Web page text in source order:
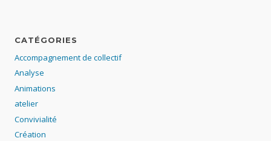
CATÉGORIES
Accompagnement de collectif
Analyse
Animations
atelier
Convivialité
Création